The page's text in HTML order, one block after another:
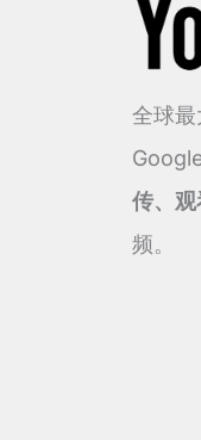
全球
传、
频。